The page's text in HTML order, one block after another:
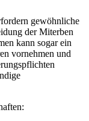
gewöhnliche
der Miterben
kann sogar ein
vornehmen und